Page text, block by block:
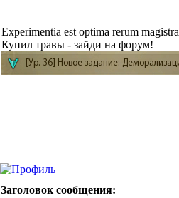
Experimentia est optima rerum magistra
Купил травы - зайди на форум!
Заголовок сообщения: